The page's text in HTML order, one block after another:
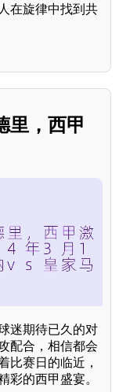
在旋律中找到共
里，西甲
迷期待已久的对
配合，相信都会
比赛日的临近，
彩的西甲盛宴。